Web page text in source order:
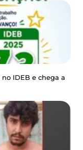
IDEB e chega a